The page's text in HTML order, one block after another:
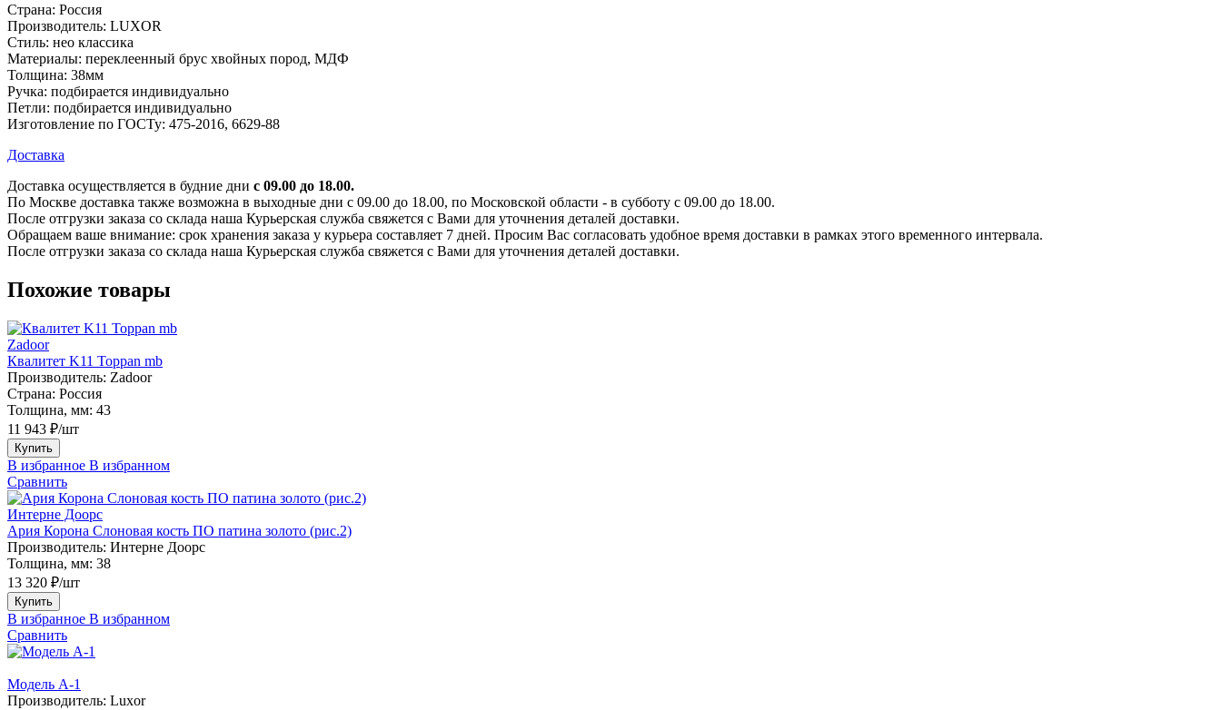
Страна: Россия
Производитель: LUXOR
Стиль: нео классика
Материалы: переклеенный брус хвойных пород, МДФ
Толщина: 38мм
Ручка: подбирается индивидуально
Петли: подбирается индивидуально
Изготовление по ГОСТу: 475-2016, 6629-88
Доставка
Доставка осуществляется в будние дни с 09.00 до 18.00.
По Москве доставка также возможна в выходные дни с 09.00 до 18.00, по Московской области - в субботу с 09.00 до 18.00.
После отгрузки заказа со склада наша Курьерская служба свяжется с Вами для уточнения деталей доставки.
Обращаем ваше внимание: срок хранения заказа у курьера составляет 7 дней. Просим Вас согласовать удобное время доставки в рамках этого временного интервала.
После отгрузки заказа со склада наша Курьерская служба свяжется с Вами для уточнения деталей доставки.
Похожие товары
Zadoor
Квалитет K11 Toppan mb
Производитель: Zadoor
Страна: Россия
Толщина, мм: 43
11 943 ₽/шт
Купить
В избранное В избранном
Сравнить
Интерне Доорс
Ария Корона Слоновая кость ПО патина золото (рис.2)
Производитель: Интерне Доорс
Толщина, мм: 38
13 320 ₽/шт
Купить
В избранное В избранном
Сравнить
Модель A-1
Производитель: Luxor